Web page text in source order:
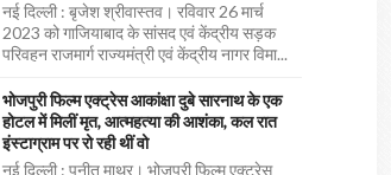
नई दिल्ली : बृजेश श्रीवास्तव। रविवार 26 मार्च
2023 को गाजियाबाद के सांसद एवं केंद्रीय सड़क
परिवहन राजमार्ग राज्यमंत्री एवं केंद्रीय नागर विमा...
भोजपुरी फिल्म एक्ट्रेस आकांक्षा दुबे सारनाथ के एक
होटल में मिलीं मृत, आत्महत्या की आशंका, कल रात
इंस्टाग्राम पर रो रही थीं वो
नई दिल्ली : पुनीत माथुर। भोजपुरी फिल्म एक्ट्रेस